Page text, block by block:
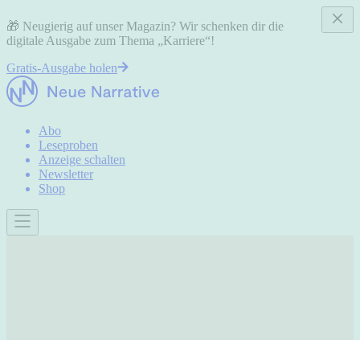
🎁 Neugierig auf unser Magazin? Wir schenken dir die
digitale Ausgabe zum Thema „Karriere“!
Gratis-Ausgabe holen
Abo
Leseproben
Anzeige schalten
Newsletter
Shop